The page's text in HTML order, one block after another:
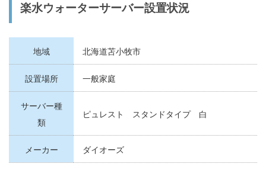
楽水ウォーターサーバー設置状況
地域 北海道苫小牧市
設置場所 一般家庭
サーバー種
類
ピュレスト スタンドタイプ 白
メーカー ダイオーズ